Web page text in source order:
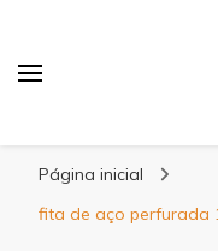
Página inicial
fita de aço perfurada